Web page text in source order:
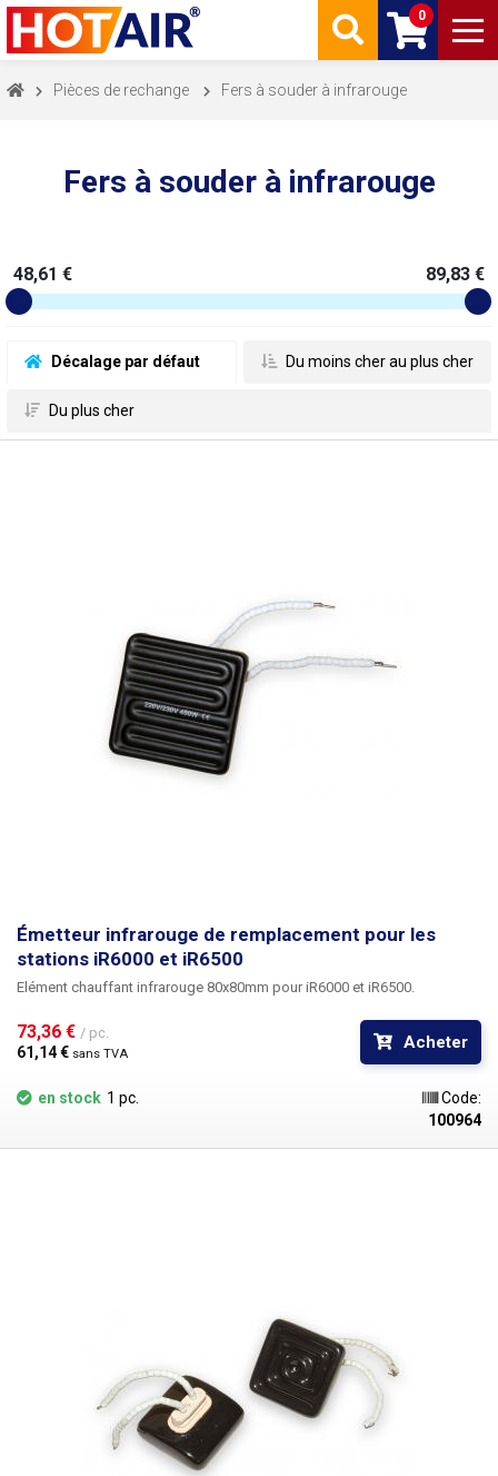
0
Pièces de rechange Fers à souder à infrarouge
Fers à souder à infrarouge
Décalage par défaut Du moins cher au plus cher
Du plus cher
48,61 € 89,83 €
Émetteur infrarouge de remplacement pour les
stations iR6000 et iR6500
Elément chauffant infrarouge 80x80mm pour iR6000 et iR6500.
73,36 € / pc.
61,14 € sans TVA
Acheter
en stock 1 pc.
Code:
100964